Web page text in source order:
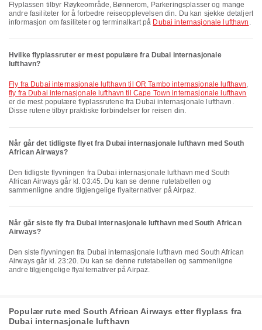
Flyplassen tilbyr Røykeområde, Bønnerom, Parkeringsplasser og mange
andre fasiliteter for å forbedre reiseopplevelsen din. Du kan sjekke detaljert
informasjon om fasiliteter og terminalkart på Dubai internasjonale lufthavn .
Hvilke flyplassruter er mest populære fra Dubai internasjonale
lufthavn?
fly fra Dubai internasjonale lufthavn til OR Tambo internasjonale lufthavn,
fly fra Dubai internasjonale lufthavn til Cape Town internasjonale lufthavn
er de mest populære flyplassrutene fra Dubai internasjonale lufthavn.
Disse rutene tilbyr praktiske forbindelser for reisen din.
Når går det tidligste flyet fra Dubai internasjonale lufthavn med South
African Airways?
Den tidligste flyvningen fra Dubai internasjonale lufthavn med South
African Airways går kl. 03:45. Du kan se denne rutetabellen og
sammenligne andre tilgjengelige flyalternativer på Airpaz.
Når går siste fly fra Dubai internasjonale lufthavn med South African
Airways?
Den siste flyvningen fra Dubai internasjonale lufthavn med South African
Airways går kl. 23:20. Du kan se denne rutetabellen og sammenligne
andre tilgjengelige flyalternativer på Airpaz.
Populær rute med South African Airways etter flyplass fra
Dubai internasjonale lufthavn